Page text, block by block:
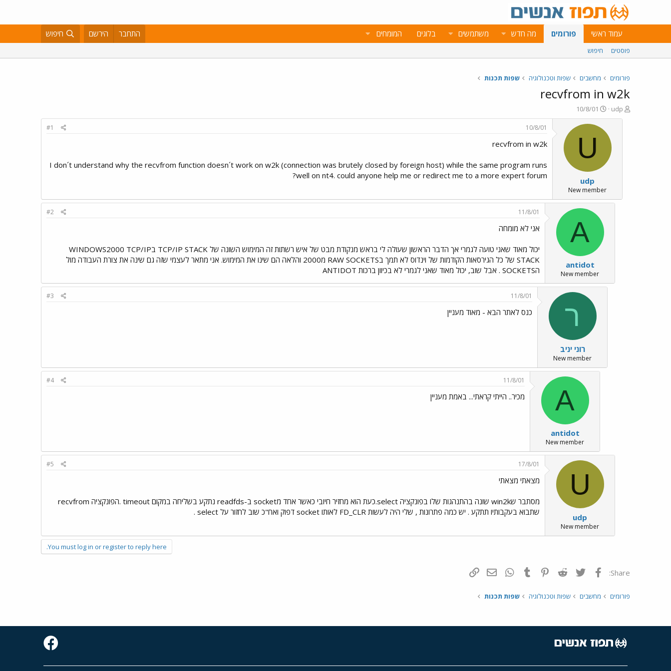
עמוד ראשי פורומים מה חדש משתמשים בלוגים המומחים התחבר הירשם חיפוש
פוסטים חיפוש
פורומים מחשבים שפות וטכנולוגיה שפות תכנות
recvfrom in w2k
פ
ו
udp
פ
ו
ר
ב
א
י
ך
10/8/01
U
udp
New member
10/8/01
#1
recvfrom in w2k
I don´t understand why the recvfrom function doesn´t work on w2k (connection was brutely closed by foreign host) while the same program runs
well on nt4. could anyone help me or redirect me to a more expert forum?
A
antidot
New member
11/8/01
#2
אני לא מומחה
יכול מאוד שאני טועה לגמרי אך הדבר הראשון שעולה לי בראש מנקודת מבט של איש רשתות זה המימוש השונה של TCP/IP STACK בWINDOWS2000 TCP/IP
STACK של כל הגירסאות הקודמות של וינדוס לא תמך בRAW SOCKETS מ2000 והלאה הם שינו את המימוש. אני מתאר לעצמי שזה גם שינה את צורת העבודה מול
הSOCKETS . אבל שוב, יכול מאוד שאני לגמרי לא בכיוון ברכות ANTIDOT
ר
רוני יניב
New member
11/8/01
#3
כנס לאתר הבא - מאוד מעניין
A
antidot
New member
11/8/01
#4
מכיר.. הייתי קראתי... באמת מעניין
U
udp
New member
17/8/01
#5
מצאתי מצאתי
מסתבר שwin2k שונה בהתנהגות שלו בפונקציה select.כעת הוא מחזיר חיובי כאשר אחד מsocket ב-readfds נתקע בשליחה במקום timeout .הפונקציה recvfrom
שתבוא בעקבותיו תתקע . יש כמה פתרונות , שלי היה לעשות FD_CLR לאותו socket דפוק ואח"כ שוב לחזור על select .
You must log in or register to reply here.
Share: פייסבוק Twitter
Reddit
Pinterest
Tumblr
WhatsAppדואר אלקטרוני
פורומים מחשבים שפות וטכנולוגיה שפות תכנות